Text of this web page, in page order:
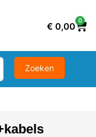
€ 0,00
0